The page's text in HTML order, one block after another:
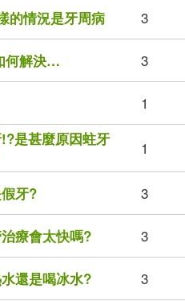
的情況是牙周病 3
何解決… 3
1
是甚麼原因蛀牙
1
牙? 3
療會太快嗎? 3
還是喝冰水? 3